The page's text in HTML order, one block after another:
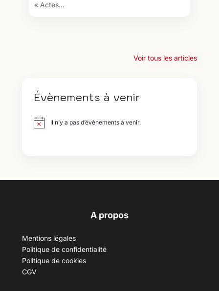
« Actes...
Voir tous les articles
Évènements à venir
Il n’y a pas d’évènements à venir.
A propos
Mentions légales
Politique de confidentialité
Politique de cookies
CGV